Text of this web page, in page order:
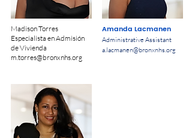
Madison Torres
Especialista en Admisión
de Vivienda
m.torres@bronxnhs.org
Amanda Lacmanen
Administrative Assistant
a.lacmanen@bronxnhs.org